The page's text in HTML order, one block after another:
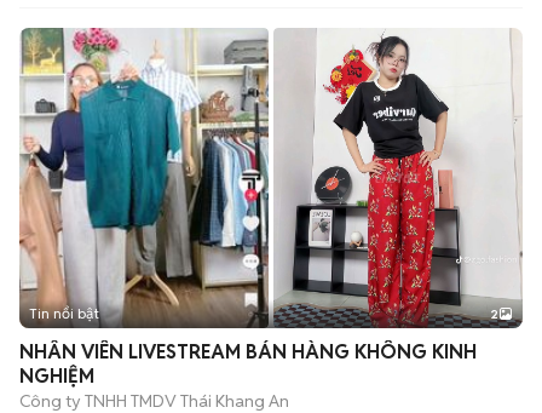
Tin nổi bật 2
NHÂN VIÊN LIVESTREAM BÁN HÀNG KHÔNG KINH
NGHIỆM
Công ty TNHH TMDV Thái Khang An